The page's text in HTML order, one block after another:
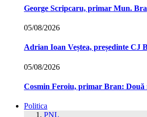
George Scripcaru, primar Mun.
05/08/2026
Adrian Ioan Veștea, președinte CJ
05/08/2026
Cosmin Feroiu, primar Bran: Două
Politica
PNL